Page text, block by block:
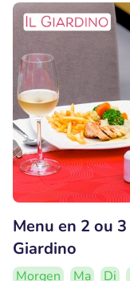
Menu en 2 ou
Giardino
Morgen Ma Di